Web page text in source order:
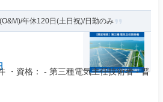
年休120日(土日祝)/日勤のみ
・資格： - 第三種電気主任技術者 - 普